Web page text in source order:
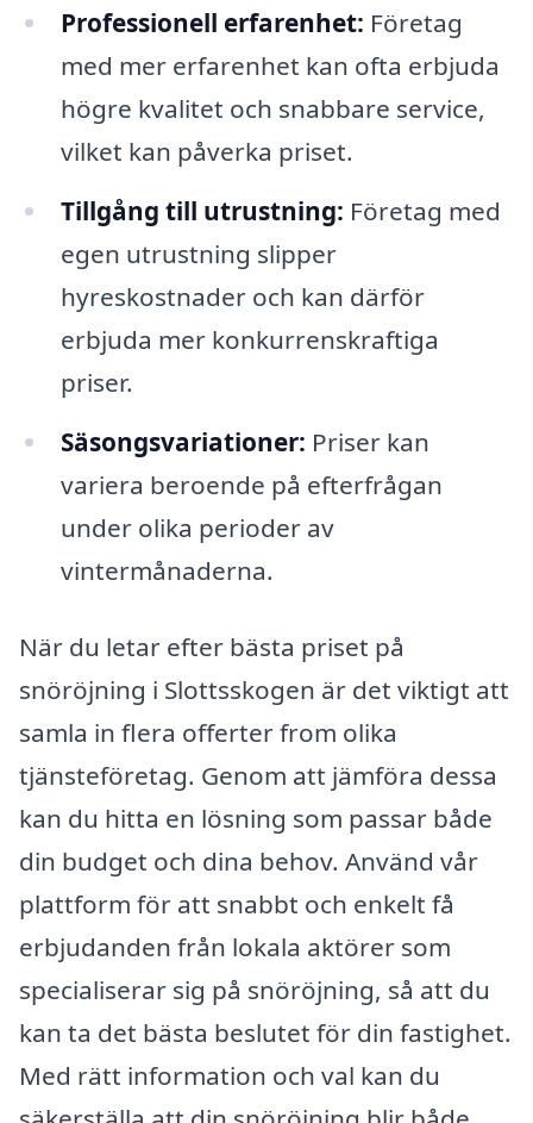
Professionell erfarenhet: Företag
med mer erfarenhet kan ofta erbjuda
högre kvalitet och snabbare service,
vilket kan påverka priset.
Tillgång till utrustning: Företag med
egen utrustning slipper
hyreskostnader och kan därför
erbjuda mer konkurrenskraftiga
priser.
Säsongsvariationer: Priser kan
variera beroende på efterfrågan
under olika perioder av
vintermånaderna.
När du letar efter bästa priset på
snöröjning i Slottsskogen är det viktigt att
samla in flera offerter from olika
tjänsteföretag. Genom att jämföra dessa
kan du hitta en lösning som passar både
din budget och dina behov. Använd vår
plattform för att snabbt och enkelt få
erbjudanden från lokala aktörer som
specialiserar sig på snöröjning, så att du
kan ta det bästa beslutet för din fastighet.
Med rätt information och val kan du